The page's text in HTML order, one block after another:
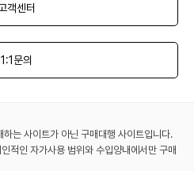
객센터
1:1문의
는 사이트가 아닌 구매대행 사이트입니다.
적인 자가사용 범위와 수입양내에서만 구매